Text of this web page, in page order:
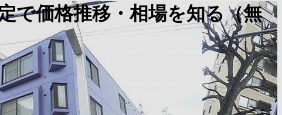
で価格推移・相場を知る（無